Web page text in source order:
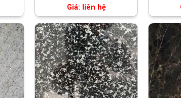
Giá: liên hệ